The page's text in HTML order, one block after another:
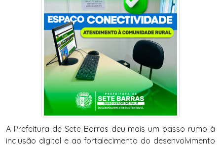
A Prefeitura de Sete Barras deu mais um passo rumo à
inclusão digital e ao fortalecimento do desenvolvimento